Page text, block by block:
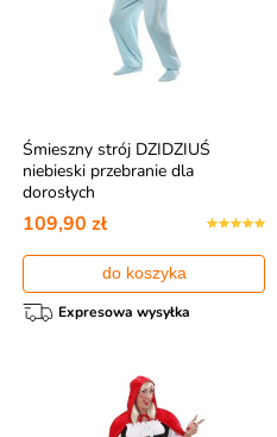
Śmieszny strój DZIDZIUŚ
niebieski przebranie dla
dorosłych
109,90 zł
do koszyka
Expresowa wysyłka